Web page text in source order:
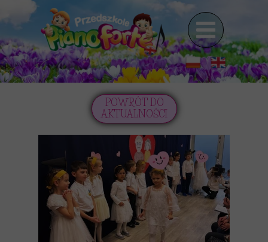
POWRÓT DO
AKTUALNOŚCI